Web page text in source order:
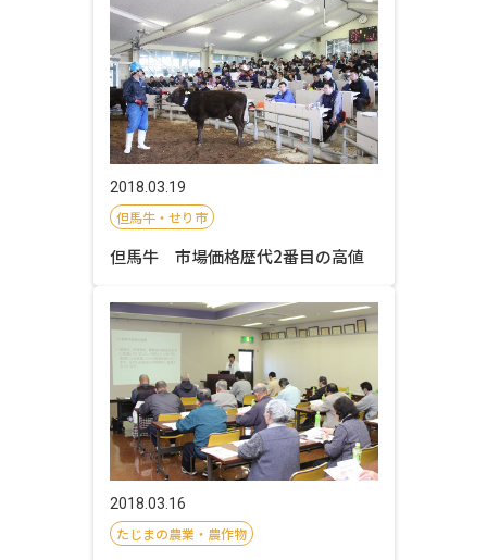
2018.03.19
但馬牛・せり市
但馬牛 市場価格歴代2番目の高値
2018.03.16
たじまの農業・農作物